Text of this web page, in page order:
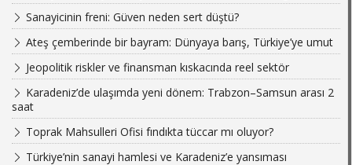
Sanayicinin freni: Güven neden sert düştü?
Ateş çemberinde bir bayram: Dünyaya barış, Türkiye’ye umut
Jeopolitik riskler ve finansman kıskacında reel sektör
Karadeniz’de ulaşımda yeni dönem: Trabzon–Samsun arası 2
saat
Toprak Mahsulleri Ofisi fındıkta tüccar mı oluyor?
Türkiye’nin sanayi hamlesi ve Karadeniz’e yansıması